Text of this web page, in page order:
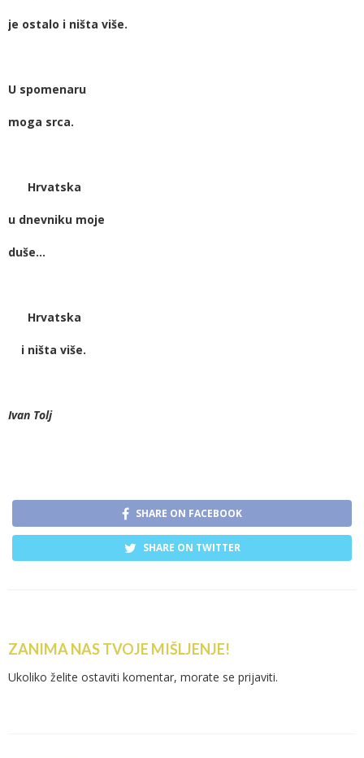
je ostalo i ništa više.
U spomenaru
moga srca.
Hrvatska
u dnevniku moje
duše…
Hrvatska
i ništa više.
Ivan Tolj
SHARE ON FACEBOOK
SHARE ON TWITTER
ZANIMA NAS TVOJE MIŠLJENJE!
Ukoliko želite ostaviti komentar, morate se prijaviti.